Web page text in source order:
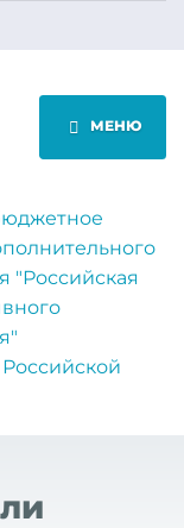
МЕНЮ
"Российская